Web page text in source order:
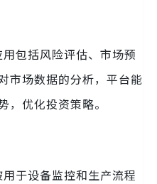
包括风险评估、市场预
市场数据的分析，平台能
，优化投资策略。
于设备监控和生产流程